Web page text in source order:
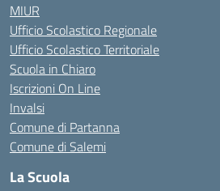
MIUR
Ufficio Scolastico Regionale
Ufficio Scolastico Territoriale
Scuola in Chiaro
Iscrizioni On Line
Invalsi
Comune di Partanna
Comune di Salemi
La Scuola